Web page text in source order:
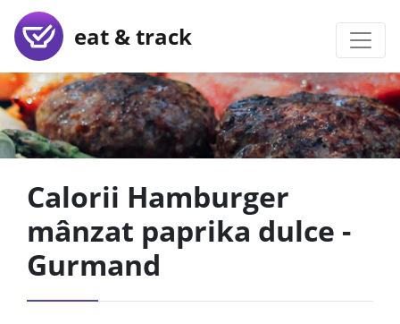
eat & track
Calorii Hamburger
mânzat paprika dulce -
Gurmand